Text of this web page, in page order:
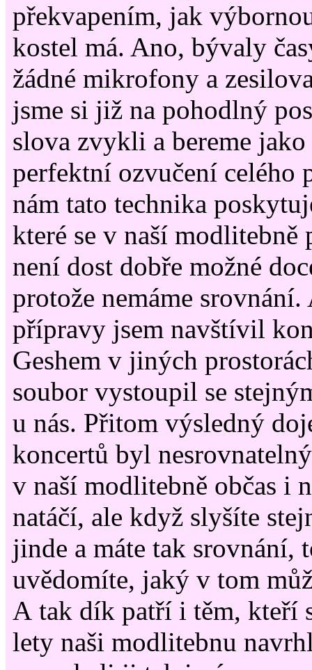
překvapením, jak
kostel má. Ano, bývaly
žádné mikrofony a
jsme si již na pohodlný
slova zvykli a bereme
perfektní ozvučení celého
nám tato technika
které se v naší
není dost dobře možné
protože nemáme
přípravy jsem navštívil
Geshem v jiných
soubor vystoupil se
u nás. Přitom výsledný
koncertů byl
v naší modlitebně občas i
natáčí, ale když slyšíte
jinde a máte tak srovnání,
uvědomíte, jaký v tom
A tak dík patří i těm, kteří
lety naši modlitebnu